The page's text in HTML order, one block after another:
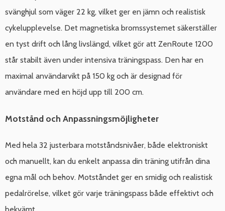
svänghjul som väger 22 kg, vilket ger en jämn och realistisk
cykelupplevelse. Det magnetiska bromssystemet säkerställer
en tyst drift och lång livslängd, vilket gör att ZenRoute 1200
står stabilt även under intensiva träningspass. Den har en
maximal användarvikt på 150 kg och är designad för
användare med en höjd upp till 200 cm.
Motstånd och Anpassningsmöjligheter
Med hela 32 justerbara motståndsnivåer, både elektroniskt
och manuellt, kan du enkelt anpassa din träning utifrån dina
egna mål och behov. Motståndet ger en smidig och realistisk
pedalrörelse, vilket gör varje träningspass både effektivt och